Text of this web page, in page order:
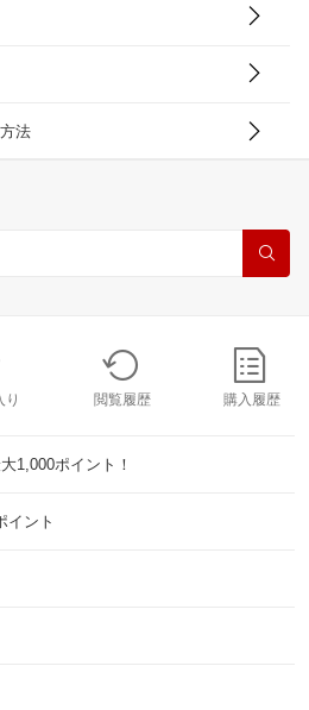
法
り 閲覧履歴 購入履歴
1,000ポイント！
イント